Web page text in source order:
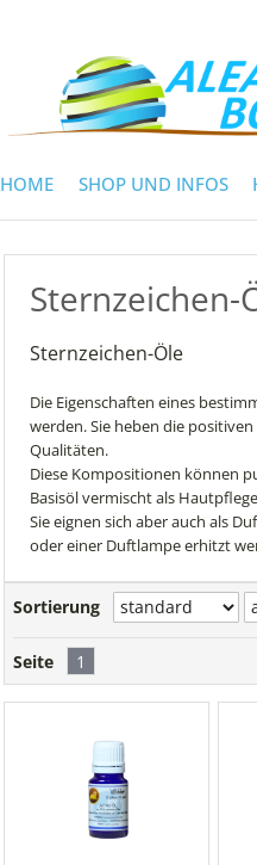
HOME SHOP UND INFOS
Sternzeichen-
Sternzeichen-Öle
Die Eigenschaften eines
werden. Sie heben die
Qualitäten.
Diese Kompositionen können
Basisöl vermischt als
Sie eignen sich aber auch als
oder einer Duftlampe erhitzt
Sortierung
Seite 1